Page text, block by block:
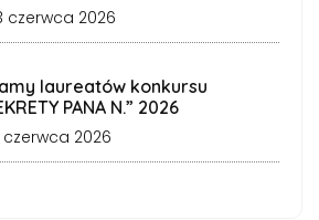
czerwca 2026
laureatów konkursu
PANA N.” 2026
czerwca 2026